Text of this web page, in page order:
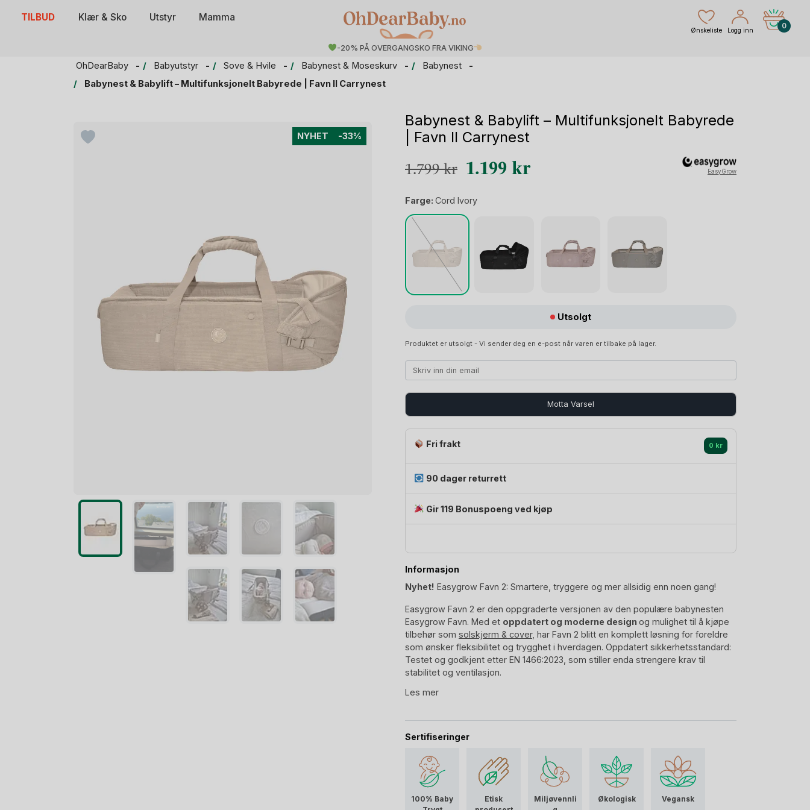
TILBUD Klær & Sko Utstyr Mamma
Ønskeliste Logg inn
0
-20% PÅ OVERGANGSKO FRA VIKING
OhDearBaby Babyutstyr Sove & Hvile Babynest & Moseskurv
Babynest
Babynest & Babylift – Multifunksjonelt Babyrede | Favn II Carrynest
NYHET -33%
Babynest & Babylift – Multifunksjonelt Babyrede
| Favn II Carrynest
1.799kr Opprinnelig
var:
1.799 kr.
1.199 krNåværende
EasyGrow
Farge: Cord Ivory
Utsolgt
Produktet er utsolgt - Vi sender deg en e-post når varen er tilbake på lager.
Motta Varsel
Fri frakt 0 kr
90 dager returrett
Gir 119 Bonuspoeng ved kjøp
Informasjon
Nyhet! Easygrow Favn 2: Smartere, tryggere og mer allsidig enn noen gang!
Easygrow Favn 2 er den oppgraderte versjonen av den populære babynesten
Easygrow Favn. Med et oppdatert og moderne design og mulighet til å kjøpe
tilbehør som solskjerm & cover, har Favn 2 blitt en komplett løsning for foreldre
som ønsker fleksibilitet og trygghet i hverdagen. Oppdatert sikkerhetsstandard:
Testet og godkjent etter EN 1466:2023, som stiller enda strengere krav til
stabilitet og ventilasjon.
Les mer
Sertifiseringer
100% Baby
Etisk
Miljøvennli
Økologisk Vegansk